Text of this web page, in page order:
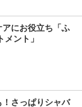
にお役立ち「ふ
ント」
さっぱりシャバ